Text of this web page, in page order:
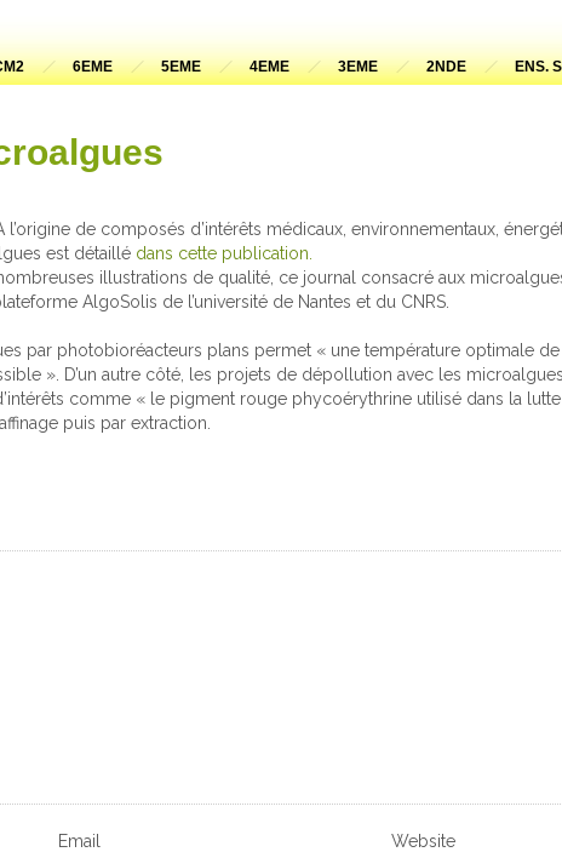
6EME 5EME 4EME 3EME 2NDE ENS.
de composés d’intérêts médicaux, environnementaux,
est détaillé dans cette publication.
illustrations de qualité, ce journal consacré aux
AlgoSolis de l’université de Nantes et du CNRS.
par photobioréacteurs plans permet « une température optimale
». D’un autre côté, les projets de dépollution avec les
comme « le pigment rouge phycoérythrine utilisé dans la
puis par extraction.
Email Website